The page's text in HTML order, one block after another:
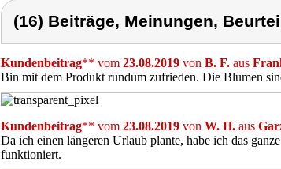
(16) Beiträge, Meinungen,
Kundenbeitrag** vom 23.08.2019 von B. F. aus
Bin mit dem Produkt rundum zufrieden. Die Blumen
Kundenbeitrag** vom 23.08.2019 von W. H. aus
Da ich einen längeren Urlaub plante, habe ich das
funktioniert.